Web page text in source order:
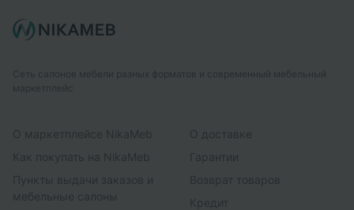
Сеть салонов мебели разных форматов и современный мебельный
маркетплейс
О маркетплейсе NikaMeb
Как покупать на NikaMeb
Пункты выдачи заказов и
мебельные салоны
О доставке
Гарантии
Возврат товаров
Кредит